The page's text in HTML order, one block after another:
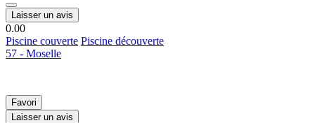
Laisser un avis
0.00
Piscine couverte Piscine découverte
57 - Moselle
Favori
Laisser un avis